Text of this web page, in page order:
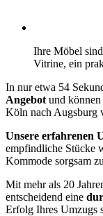
Ihre Möbel
Vitrine, ein
In nur etwa 54
Angebot und
Köln nach Augsburg
Unsere erfahrenen
empfindliche Stücke
Kommode sorgsam
Mit mehr als 20
entscheidend eine
Erfolg Ihres Umzugs